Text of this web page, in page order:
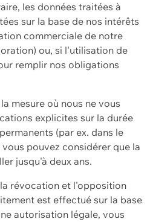
les données traitées à
sur la base de nos intérêts
commerciale de notre
ou, si l'utilisation de
remplir nos obligations
mesure où nous ne vous
explicites sur la durée
(par ex. dans le
pouvez considérer que la
jusqu'à deux ans.
révocation et l'opposition
est effectué sur la base
autorisation légale, vous